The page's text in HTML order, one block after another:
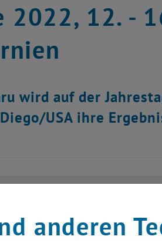
2022, 12. -
wird auf der
USA ihre
anderen